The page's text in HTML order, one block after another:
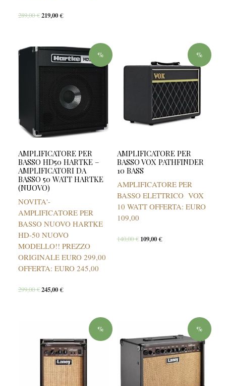
289,00€219,00€
%
AMPLIFICATORE PER
BASSO HD50 HARTKE –
AMPLIFICATORI DA
BASSO 50 WATT HARTKE
(NUOVO)
NOVITA'-
AMPLIFICATORE PER
BASSO NUOVO HARTKE
HD-50 NUOVO
MODELLO!! PREZZO
ORIGINALE EURO 299,00
OFFERTA: EURO 245,00
299,00€245,00€
%
AMPLIFICATORE PER
BASSO VOX PATHFINDER
10 BASS
AMPLIFICATORE PER
BASSO ELETTRICO VOX
10 WATT OFFERTA: EURO
109,00
140,00€ 109,00€
% %